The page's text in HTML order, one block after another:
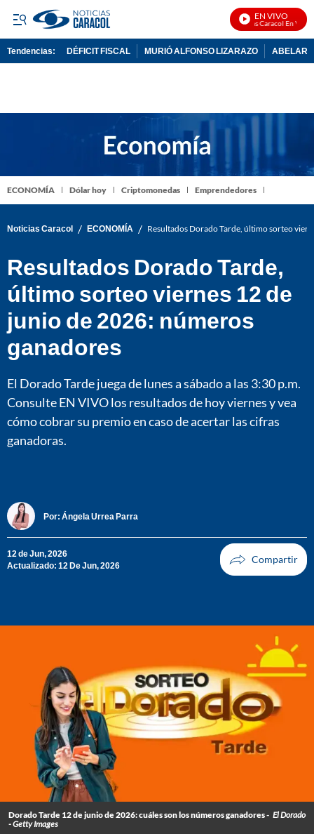
EN VIVO
Noticias Caracol En Vivo
Tendencias: DÉFICIT FISCAL MURIÓ ALFONSO LIZARAZO
ECONOMÍA Dólar hoy Criptomonedas Emprendedores
Noticias Caracol / ECONOMÍA / Resultados Dorado Tarde, último sorteo
Resultados Dorado Tarde,
último sorteo viernes 12 de
junio de 2026: números
ganadores
El Dorado Tarde juega de lunes a sábado a las 3:30 p.m.
Consulte EN VIVO los resultados de hoy viernes y vea
cómo cobrar su premio en caso de acertar las cifras
ganadoras.
Por: Ángela Urrea Parra
12 de Jun, 2026
Actualizado: 12 De Jun, 2026
Dorado Tarde 12 de junio de 2026: cuáles son los números ganadores - El Dorado
- Getty Images